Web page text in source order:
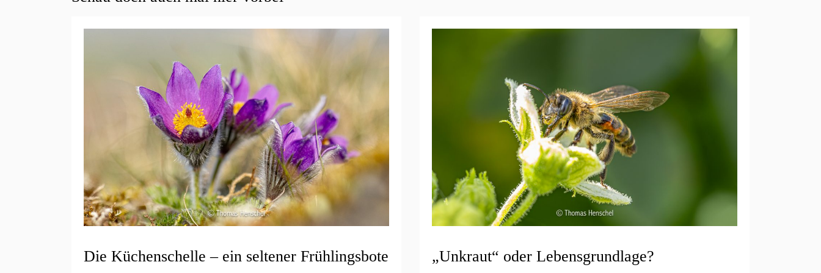
Die Küchenschelle – ein seltener Frühlingsbote „Unkraut“ oder Lebensgrundlage?